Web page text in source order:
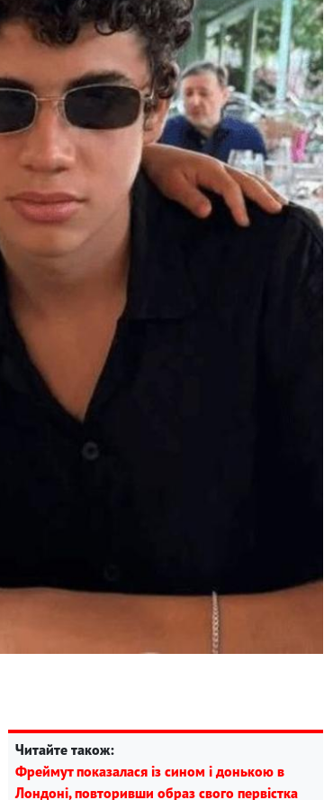
Читайте також:
Фреймут показалася із сином і донькою в
Лондоні, повторивши образ свого первістка